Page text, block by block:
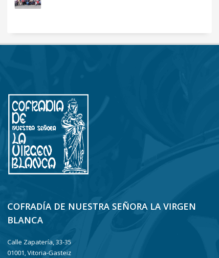
COFRADÍA DE NUESTRA SEÑORA LA VIRGEN
BLANCA
Calle Zapatería, 33-35
01001, Vitoria-Gasteiz